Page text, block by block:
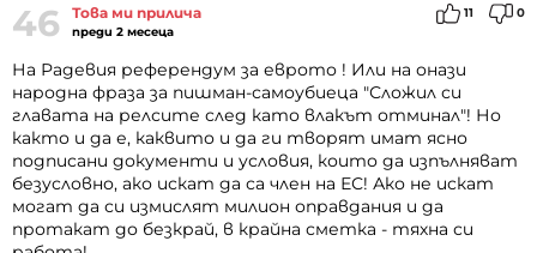
46 Това ми прилича
преди 2 месеца
11 0
На Радевия референдум за еврото ! Или на онази
народна фраза за пишман-самоубиеца "Сложил си
главата на релсите след като влакът отминал"! Но
както и да е, каквито и да ги творят имат ясно
подписани документи и условия, които да изпълняват
безусловно, ако искат да са член на ЕС! Ако не искат
могат да си измислят милион оправдания и да
протакат до безкрай, в крайна сметка - тяхна си